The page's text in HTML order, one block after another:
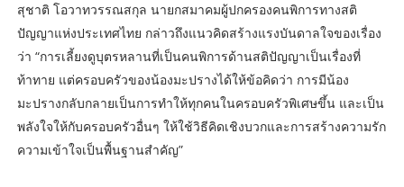
สุชาติ โอวาทวรรณสกุล นายกสมาคมผู้ปกครองคนพิการทางสติ
ปัญญาแห่งประเทศไทย กล่าวถึงแนวคิดสร้างแรงบันดาลใจของเรื่อง
ว่า “การเลี้ยงดูบุตรหลานที่เป็นคนพิการด้านสติปัญญาเป็นเรื่องที่
ท้าทาย แต่ครอบครัวของน้องมะปรางได้ให้ข้อคิดว่า การมีน้อง
มะปรางกลับกลายเป็นการทำให้ทุกคนในครอบครัวพิเศษขึ้น และเป็น
พลังใจให้กับครอบครัวอื่นๆ ให้ใช้วิธีคิดเชิงบวกและการสร้างความรัก
ความเข้าใจเป็นพื้นฐานสำคัญ”